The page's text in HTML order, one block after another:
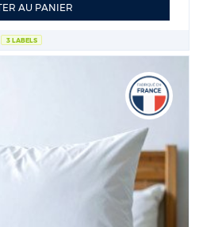
3 LABELS
AU PANIER